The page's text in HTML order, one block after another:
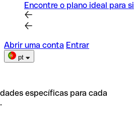
Encontre o plano ideal para si
Abrir uma conta Entrar
pt
específicas para cada